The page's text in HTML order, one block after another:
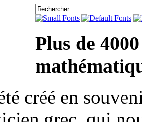
Plus de
créé en